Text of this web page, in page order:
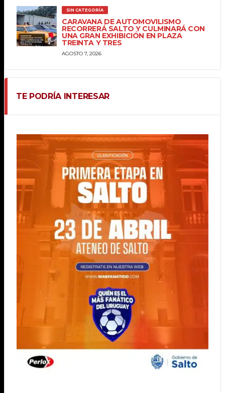
SIN CATEGORÍA
CARAVANA DE AUTOMOVILISMO
RECORRERÁ SALTO Y CULMINARÁ CON
UNA GRAN EXHIBICIÓN EN PLAZA
TREINTA Y TRES
AGOSTO 7, 2026
TE PODRÍA INTERESAR